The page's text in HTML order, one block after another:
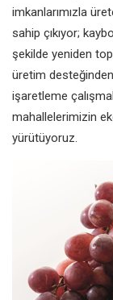
imkanlarımızla
sahip çıkıyor;
şekilde yeniden
üretim
işaretleme
mahallelerimizin
yürütüyoruz.